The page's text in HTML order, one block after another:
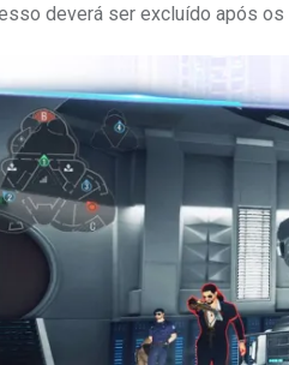
deverá ser excluído após